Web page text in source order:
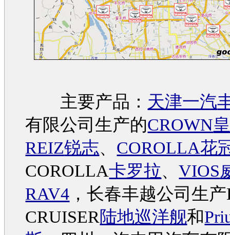
主要产品： 天津一汽
有限公司生产的CROWN
REIZ锐志、 COROLLA花
COROLLA卡罗拉、VIOS
RAV4 ，长春丰越公司生
CRUISER陆地巡洋舰和